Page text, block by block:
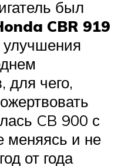
был
CBR 919
улучшения
для чего,
CB 900 с
меняясь и не
от года